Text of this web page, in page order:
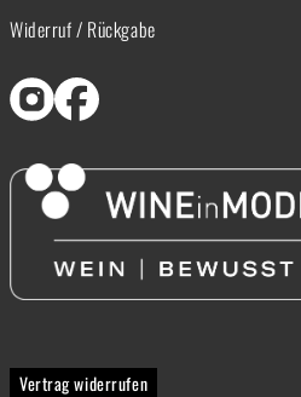
Widerruf / Rückgabe
Vertrag widerrufen